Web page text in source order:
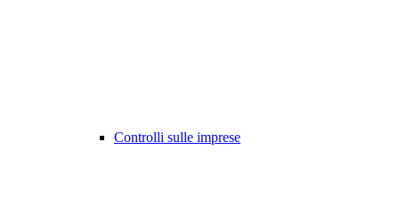
Controlli sulle imprese